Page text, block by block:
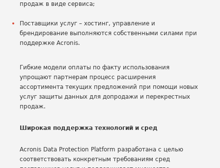
продаж в виде сервиса;
Поставщики услуг – хостинг, управление и
брендирование выполняются собственными силами при
поддержке Acronis.
Гибкие модели оплаты по факту использования
упрощают партнерам процесс расширения
ассортимента текущих предложений при помощи новых
услуг защиты данных для допродажи и перекрестных
продаж.
Широкая поддержка технологий и сред
Acronis Data Protection Platform разработана с целью
соответствовать конкретным требованиям сред